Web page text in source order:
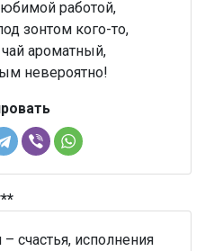
работой,
зонтом кого-то,
ароматный,
невероятно!
счастья, исполнения